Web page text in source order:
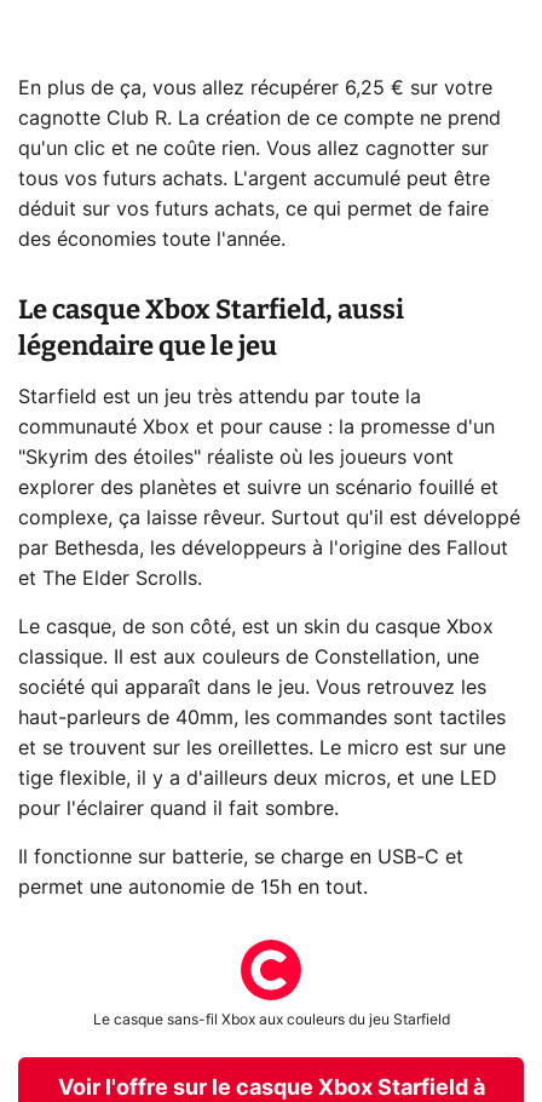
En plus de ça, vous allez récupérer 6,25 € sur votre
cagnotte Club R. La création de ce compte ne prend
qu'un clic et ne coûte rien. Vous allez cagnotter sur
tous vos futurs achats. L'argent accumulé peut être
déduit sur vos futurs achats, ce qui permet de faire
des économies toute l'année.
Le casque Xbox Starfield, aussi
légendaire que le jeu
Starfield est un jeu très attendu par toute la
communauté Xbox et pour cause : la promesse d'un
"Skyrim des étoiles" réaliste où les joueurs vont
explorer des planètes et suivre un scénario fouillé et
complexe, ça laisse rêveur. Surtout qu'il est développé
par Bethesda, les développeurs à l'origine des Fallout
et The Elder Scrolls.
Le casque, de son côté, est un skin du casque Xbox
classique. Il est aux couleurs de Constellation, une
société qui apparaît dans le jeu. Vous retrouvez les
haut-parleurs de 40mm, les commandes sont tactiles
et se trouvent sur les oreillettes. Le micro est sur une
tige flexible, il y a d'ailleurs deux micros, et une LED
pour l'éclairer quand il fait sombre.
Il fonctionne sur batterie, se charge en USB-C et
permet une autonomie de 15h en tout.
Le casque sans-fil Xbox aux couleurs du jeu Starfield
Voir l'offre sur le casque Xbox Starfield à